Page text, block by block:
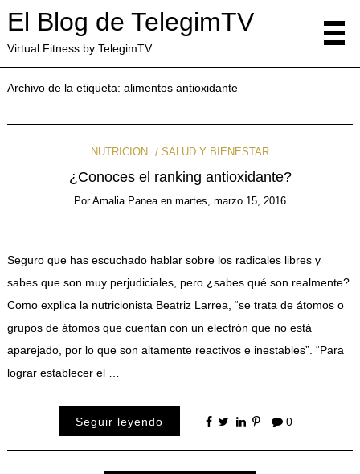
El Blog de TelegimTV
Virtual Fitness by TelegimTV
Archivo de la etiqueta: alimentos antioxidante
NUTRICIÓN SALUD Y BIENESTAR
¿Conoces el ranking antioxidante?
PorAmalia Panea en martes, marzo 15, 2016
Seguro que has escuchado hablar sobre los radicales libres y
sabes que son muy perjudiciales, pero ¿sabes qué son realmente?
Como explica la nutricionista Beatriz Larrea, “se trata de átomos o
grupos de átomos que cuentan con un electrón que no está
aparejado, por lo que son altamente reactivos e inestables”. “Para
lograr establecer el …
Seguir leyendo 0